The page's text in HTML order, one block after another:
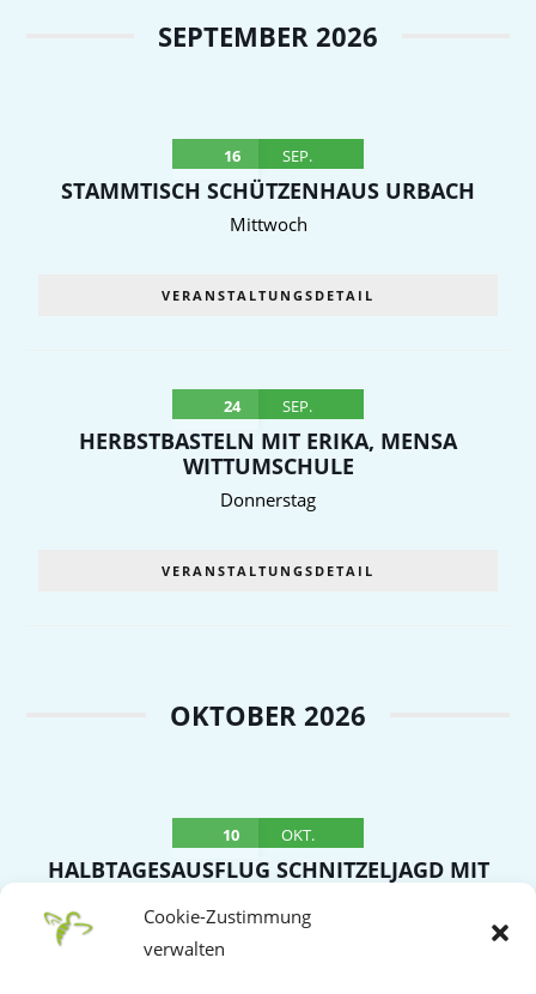
Cookie-Zustimmung
verwalten
SEPTEMBER 2026
16 SEP.
STAMMTISCH SCHÜTZENHAUS URBACH
Mittwoch
VERANSTALTUNGSDETAIL
24 SEP.
HERBSTBASTELN MIT ERIKA, MENSA
WITTUMSCHULE
Donnerstag
VERANSTALTUNGSDETAIL
OKTOBER 2026
10 OKT.
HALBTAGESAUSFLUG SCHNITZELJAGD MIT
TREFFPUNKT WITTUMHALLE